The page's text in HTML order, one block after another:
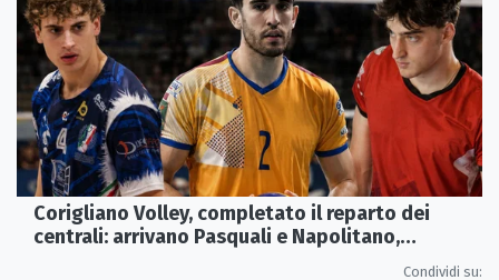
Corigliano Volley, completato il reparto dei
centrali: arrivano Pasquali e Napolitano,
Condividi su: